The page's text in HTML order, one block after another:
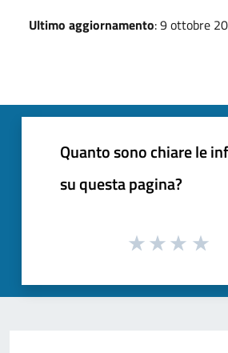
Ultimo aggiornamento: 9 ottobre
Quanto sono chiare le
su questa pagina?